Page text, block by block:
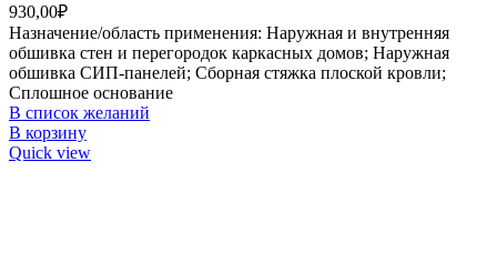
930,00₽
Назначение/область применения: Наружная и внутренняя
обшивка стен и перегородок каркасных домов; Наружная
обшивка СИП-панелей; Сборная стяжка плоской кровли;
Сплошное основание
В список желаний
В корзину
Quick view